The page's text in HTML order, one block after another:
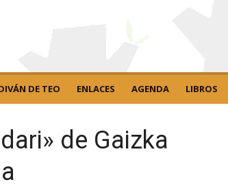
DE TEO ENLACES AGENDA LIBROS
de Gaizka